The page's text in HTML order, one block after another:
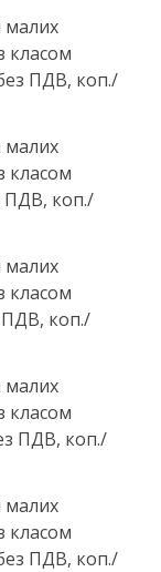
малих
класом
ПДВ, коп./
малих
класом
ПДВ, коп./
малих
класом
ПДВ, коп./
малих
класом
ПДВ, коп./
малих
класом
ПДВ, коп./